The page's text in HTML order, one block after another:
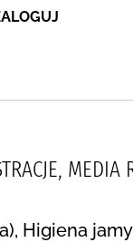
Higiena